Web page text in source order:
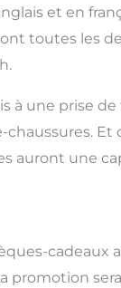
et en
toutes les
à une prise
Et
auront une
promotion